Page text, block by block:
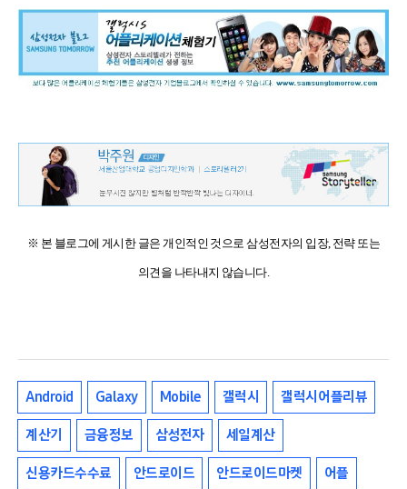
※ 본 블로그에 게시한 글은 개인적인 것으로 삼성전자의 입장, 전략 또는
의견을 나타내지 않습니다.
Android Galaxy Mobile 갤럭시 갤럭시어플리뷰
계산기 금융정보 삼성전자 세일계산
신용카드수수료 안드로이드 안드로이드마켓 어플